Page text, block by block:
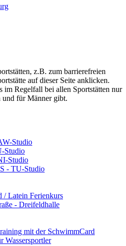
z.B. zum barrierefreien
auf dieser Seite anklicken.
im Regelfall bei allen Sportstätten nur
und für Männer gibt.
Studio
Studio
Studio
- TU-Studio
/ Latein Ferienkurs
- Dreifeldhalle
mit der SchwimmCard
Wassersportler